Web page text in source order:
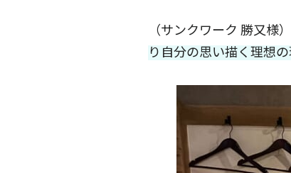
（サンクワーク 勝又
り自分の思い描く理想